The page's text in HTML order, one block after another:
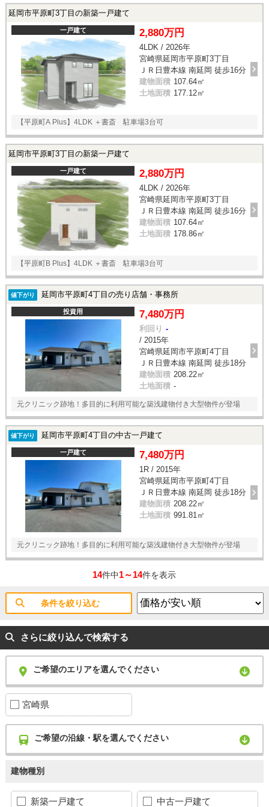
延岡市平原町3丁目の新築一戸建て
一戸建て 2,880万円
4LDK / 2026年
宮崎県延岡市平原町3丁目
ＪＲ日豊本線 南延岡 徒歩16分
建物面積 107.64㎡
土地面積 177.12㎡
【平原町A Plus】4LDK ＋書斎 駐車場3台可
延岡市平原町3丁目の新築一戸建て
一戸建て 2,880万円
4LDK / 2026年
宮崎県延岡市平原町3丁目
ＪＲ日豊本線 南延岡 徒歩16分
建物面積 107.64㎡
土地面積 178.86㎡
【平原町B Plus】4LDK ＋書斎 駐車場3台可
値下がり 延岡市平原町4丁目の売り店舗・事務所
投資用 7,480万円
利回り -
/ 2015年
宮崎県延岡市平原町4丁目
ＪＲ日豊本線 南延岡 徒歩18分
建物面積 208.22㎡
土地面積 -
元クリニック跡地！多目的に利用可能な築浅建物付き大型物件が登場
値下がり 延岡市平原町4丁目の中古一戸建て
一戸建て 7,480万円
1R / 2015年
宮崎県延岡市平原町4丁目
ＪＲ日豊本線 南延岡 徒歩18分
建物面積 208.22㎡
土地面積 991.81㎡
元クリニック跡地！多目的に利用可能な築浅建物付き大型物件が登場
14件中1～14件を表示
条件を絞り込む
さらに絞り込んで検索する
ご希望のエリアを選んでください
宮崎県
ご希望の沿線・駅を選んでください
建物種別
新築一戸建て 中古一戸建て